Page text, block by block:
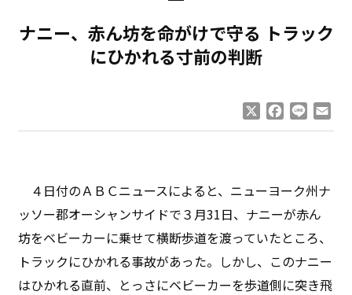
ナニー、赤ん坊を命がけで守る トラック
にひかれる寸前の判断
Facebook
Line
４日付のＡＢＣニュースによると、ニューヨーク州ナ
ッソー郡オーシャンサイドで３月31日、ナニーが赤ん
坊をベビーカーに乗せて横断歩道を渡っていたところ、
トラックにひかれる事故があった。しかし、このナニー
はひかれる直前、とっさにベビーカーを歩道側に突き飛